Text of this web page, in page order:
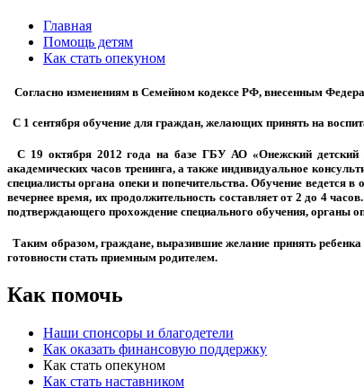
Главная
Помощь детям
Как стать опекуном
Согласно изменениям в Семейном кодексе РФ, внесенным
С 1 сентября обучение для граждан, желающих принять на
С 19 октября 2012 года на базе ГБУ АО «Онежский детский
академических часов тренинга, а также индивидуальное
специалисты органа опеки и попечительства. Обучение ведется
вечернее время, их продолжительность составляет от 2 до 4
подтверждающего прохождение специального обучения, органы
Таким образом, граждане, выразившие желание принять
готовности стать приемным родителем.
Как помочь
Наши спонсоры и благодетели
Как оказать финансовую поддержку
Как стать опекуном
Как стать наставником